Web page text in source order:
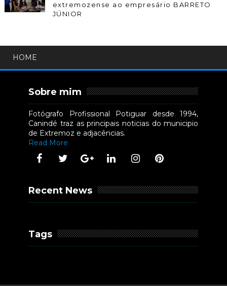
extremozense ao empresário BARRETO
JÚNIOR
HOME
Sobre mim
Fotógrafo Profissional Potiguar desde 1994,
Canindé traz as principais noticias do municipio
de Extremoz e adjacências.
Read More
Recent News
Tags